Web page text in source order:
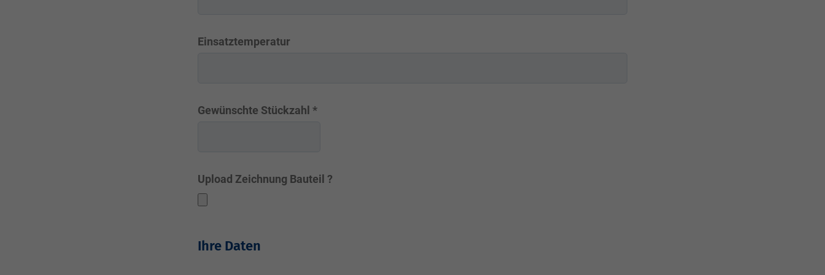
Einsatztemperatur
Gewünschte Stückzahl *
Upload Zeichnung Bauteil ?
Ihre Daten